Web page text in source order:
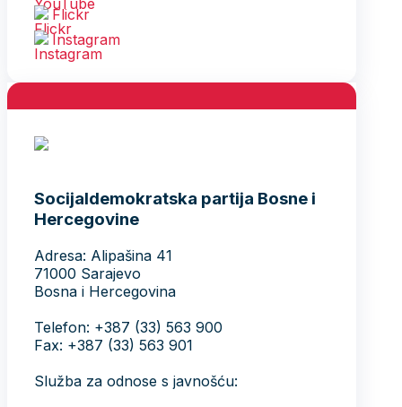
Flickr
Instagram
Socijaldemokratska partija Bosne i
Hercegovine
Adresa: Alipašina 41
71000 Sarajevo
Bosna i Hercegovina
Telefon: +387 (33) 563 900
Fax: +387 (33) 563 901
Služba za odnose s javnošću: